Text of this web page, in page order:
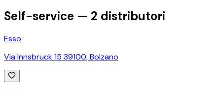
Self-service — 2 distributori
Esso
Via Innsbruck 15 39100,Bolzano